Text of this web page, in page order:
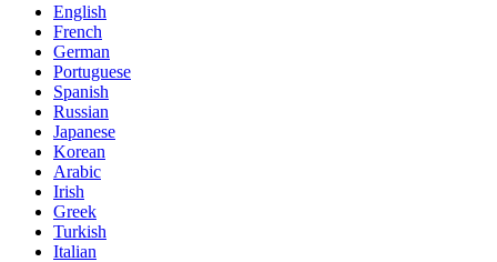
English
French
German
Portuguese
Spanish
Russian
Japanese
Korean
Arabic
Irish
Greek
Turkish
Italian